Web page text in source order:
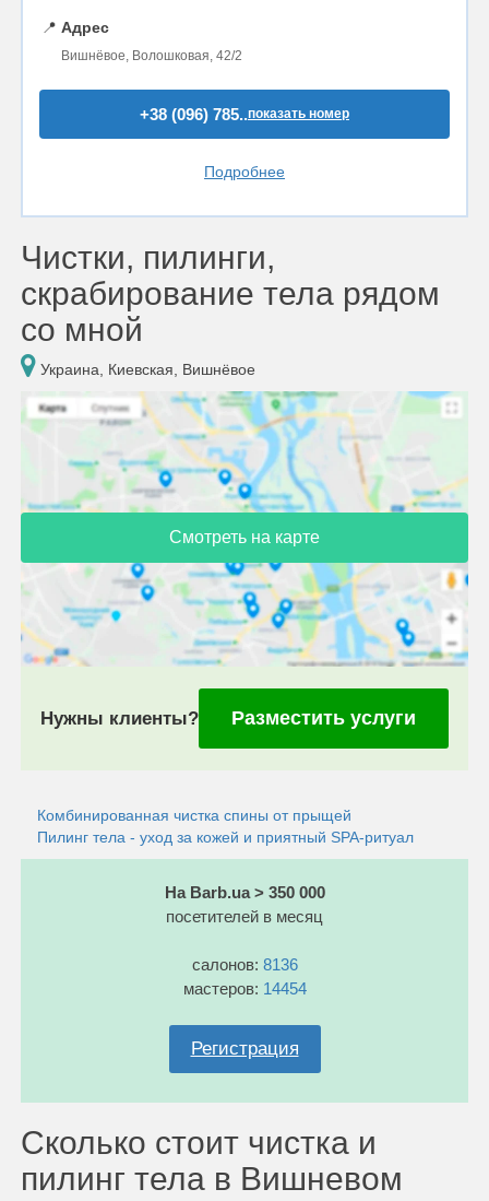
📍 Адрес
Вишнёвое, Волошковая, 42/2
+38 (096) 785..показать номер
Подробнее
Чистки, пилинги,
скрабирование тела рядом
со мной
Украина, Киевская, Вишнёвое
Смотреть на карте
Нужны клиенты? Разместить услуги
Комбинированная чистка спины от прыщей
Пилинг тела - уход за кожей и приятный SPA-ритуал
На Barb.ua > 350 000
посетителей в месяц
салонов: 8136
мастеров: 14454
Регистрация
Сколько стоит чистка и
пилинг тела в Вишневом